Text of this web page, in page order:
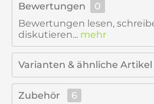
Bewertungen
0
Bewertungen lesen,
diskutieren... mehr
Varianten & ähnliche Artikel
Zubehör 6